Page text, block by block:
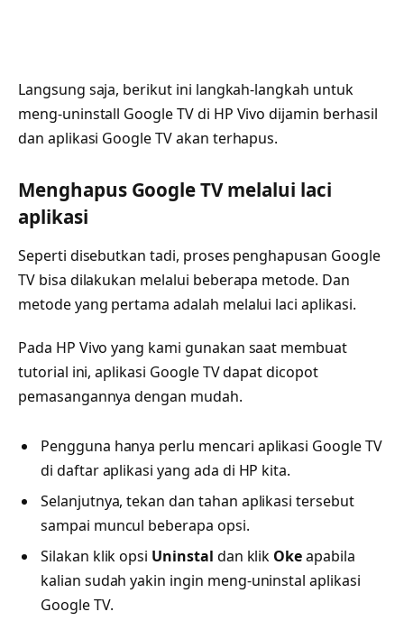
Langsung saja, berikut ini langkah-langkah untuk
meng-uninstall Google TV di HP Vivo dijamin berhasil
dan aplikasi Google TV akan terhapus.
Menghapus Google TV melalui laci
aplikasi
Seperti disebutkan tadi, proses penghapusan Google
TV bisa dilakukan melalui beberapa metode. Dan
metode yang pertama adalah melalui laci aplikasi.
Pada HP Vivo yang kami gunakan saat membuat
tutorial ini, aplikasi Google TV dapat dicopot
pemasangannya dengan mudah.
Pengguna hanya perlu mencari aplikasi Google TV
di daftar aplikasi yang ada di HP kita.
Selanjutnya, tekan dan tahan aplikasi tersebut
sampai muncul beberapa opsi.
Silakan klik opsi Uninstal dan klik Okeapabila
kalian sudah yakin ingin meng-uninstal aplikasi
Google TV.